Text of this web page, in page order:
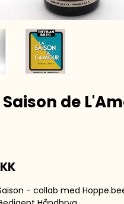
Saison de
- collab med